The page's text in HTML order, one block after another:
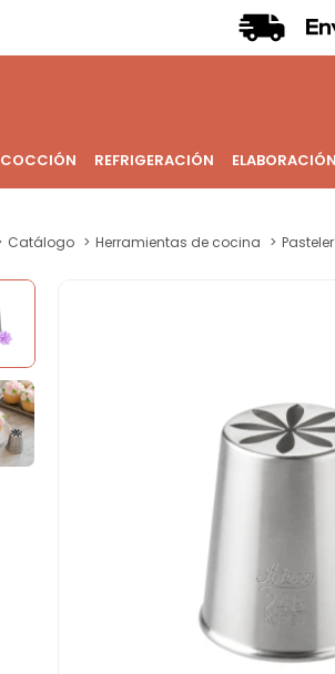
COCCIÓN REFRIGERACIÓN ELABORACIÓN
Catálogo Herramientas de cocina